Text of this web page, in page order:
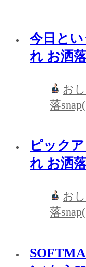
今日と
れ お洒
お
落
ピック
れ お洒
お
落